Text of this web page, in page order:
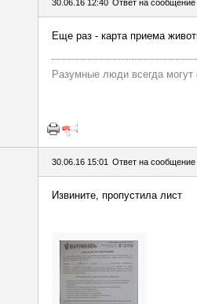
30.06.16 12:40 Ответ на сообщение
Еще раз - карта приема
Разумные люди всегда
30.06.16 15:01 Ответ на сообщение
Извините, пропустила лист